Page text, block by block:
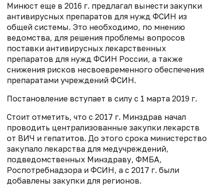
Минюст еще в 2016 г. предлагал вынести закупки
антивирусных препаратов для нужд ФСИН из
общей системы. Это необходимо, по мнению
ведомства, для решения проблемы вопросов
поставки антивирусных лекарственных
препаратов для нужд ФСИН России, а также
снижения рисков несвоевременного обеспечения
препаратами учреждений ФСИН.
Постановление вступает в силу с 1 марта 2019 г.
Стоит отметить, что с 2017 г. Минздрав начал
проводить централизованные закупки лекарств
от ВИЧ и гепатитов. До этого срока министерство
закупало лекарства для медучреждений,
подведомственных Минздраву, ФМБА,
Роспотребнадзора и ФСИН, а с 2017 г. были
добавлены закупки для регионов.